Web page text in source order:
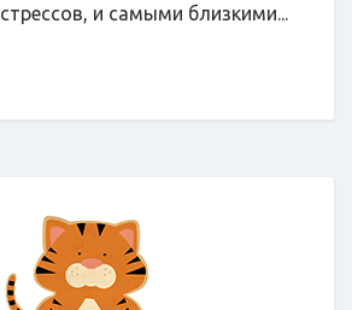
стрессов, и самыми близкими...